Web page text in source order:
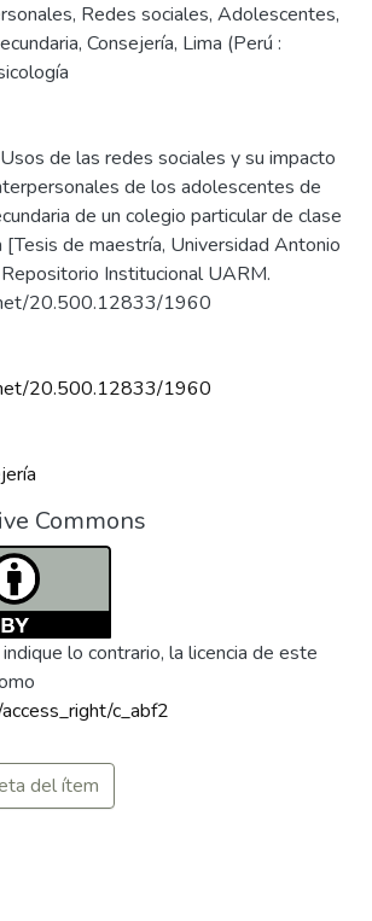
, Redes sociales, Adolescentes,
, Consejerí­a, Lima (Perú :
de las redes sociales y su impacto
de los adolescentes de
de un colegio particular de clase
[Tesis de maestría, Universidad Antonio
Institucional UARM.
20.500.12833/1960
20.500.12833/1960
Commons
lo contrario, la licencia de este
c_abf2
del ítem